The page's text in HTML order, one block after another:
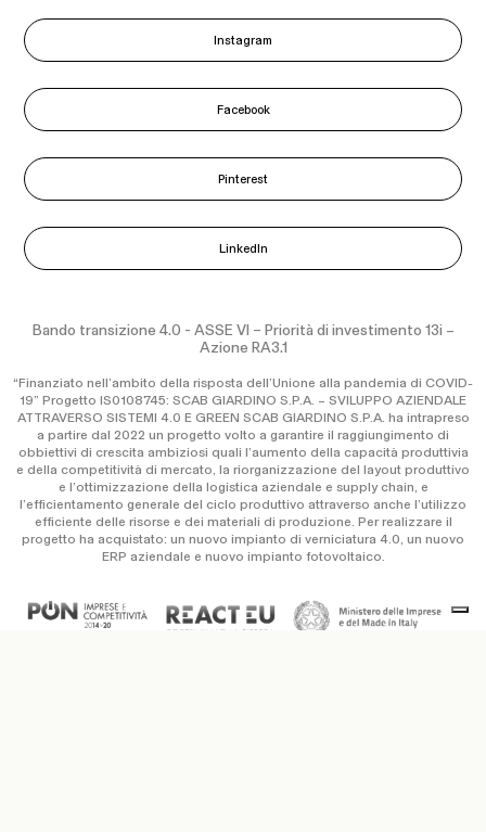
Instagram
Facebook
Pinterest
LinkedIn
Bando transizione 4.0 - ASSE VI – Priorità di investimento 13i –
Azione RA3.1
“Finanziato nell’ambito della risposta dell’Unione alla pandemia di COVID-
19” Progetto IS0108745: SCAB GIARDINO S.P.A. – SVILUPPO AZIENDALE
ATTRAVERSO SISTEMI 4.0 E GREEN SCAB GIARDINO S.P.A. ha intrapreso
a partire dal 2022 un progetto volto a garantire il raggiungimento di
obbiettivi di crescita ambiziosi quali l’aumento della capacità produttivia
e della competitività di mercato, la riorganizzazione del layout produttivo
e l’ottimizzazione della logistica aziendale e supply chain, e
l’efficientamento generale del ciclo produttivo attraverso anche l’utilizzo
efficiente delle risorse e dei materiali di produzione. Per realizzare il
progetto ha acquistato: un nuovo impianto di verniciatura 4.0, un nuovo
ERP aziendale e nuovo impianto fotovoltaico.